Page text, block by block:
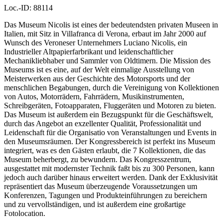
Loc.-ID: 88114
Das Museum Nicolis ist eines der bedeutendsten privaten Museen in
Italien, mit Sitz in Villafranca di Verona, erbaut im Jahr 2000 auf
Wunsch des Veroneser Unternehmers Luciano Nicolis, ein
Industrieller Altpapierfarbrikant und leidenschaftlicher
Mechanikliebhaber und Sammler von Oldtimern. Die Mission des
Museums ist es eine, auf der Welt einmalige Ausstellung von
Meisterwerken aus der Geschichte des Motorsports und der
menschlichen Begabungen, durch die Vereinigung von Kollektionen
von Autos, Motorrädern, Fahrrädern, Musikinstrumenten,
Schreibgeräten, Fotoapparaten, Fluggeräten und Motoren zu bieten.
Das Museum ist außerdem ein Bezugspunkt für die Geschäftswelt,
durch das Angebot an exzellenter Qualität, Professionalität und
Leidenschaft für die Organisatio von Veranstaltungen und Events in
den Museumsräumen. Der Kongressbereich ist perfekt ins Museum
integriert, was es den Gästen erlaubt, die 7 Kollektionen, die das
Museum beherbergt, zu bewundern. Das Kongresszentrum,
ausgestattet mit modernster Technik faßt bis zu 300 Personen, kann
jedoch auch darüber hinaus erweitert werden. Dank der Exklusivität
repräsentiert das Museum überzeugende Voraussetzungen um
Konferenzen, Tagungen und Produkteinführungen zu bereichern
und zu vervollständigen, und ist außerdem eine großartige
Fotolocation.